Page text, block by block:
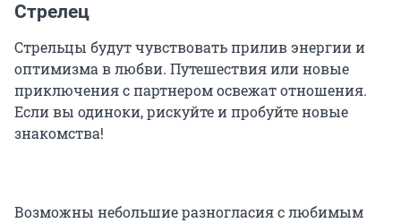
Стрелец
Стрельцы будут чувствовать прилив энергии и
оптимизма в любви. Путешествия или новые
приключения с партнером освежат отношения.
Если вы одиноки, рискуйте и пробуйте новые
знакомства!
Возможны небольшие разногласия с любимым